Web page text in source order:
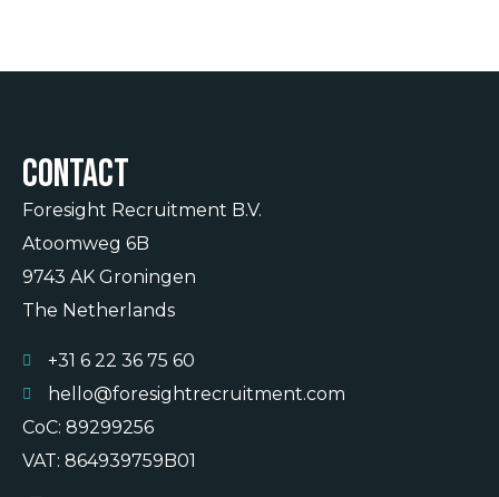
Contact
Foresight Recruitment B.V.
Atoomweg 6B
9743 AK Groningen
The Netherlands
+31 6 22 36 75 60
hello@foresightrecruitment.com
CoC: 89299256
VAT: 864939759B01